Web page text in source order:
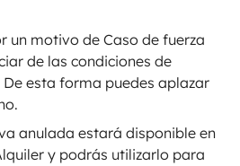
un motivo de Caso de fuerza
de las condiciones de
esta forma puedes aplazar
anulada estará disponible en
y podrás utilizarlo para
Pago en varios plazos
Disponible en